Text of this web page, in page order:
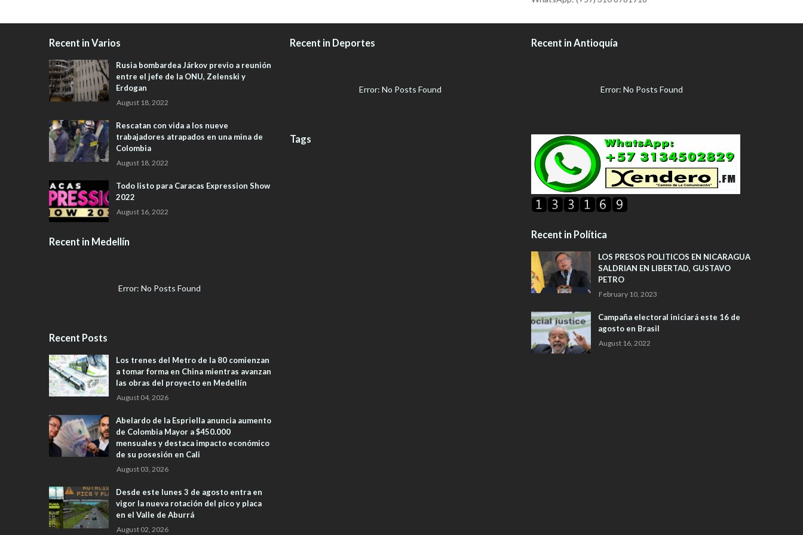
Recent in Varios
Rusia bombardea Járkov previo a reunión
entre el jefe de la ONU, Zelenski y
Erdogan
August 18, 2022
Rescatan con vida a los nueve
trabajadores atrapados en una mina de
Colombia
August 18, 2022
Todo listo para Caracas Expression Show
2022
August 16, 2022
Recent in Medellín
Error: No Posts Found
Recent Posts
Los trenes del Metro de la 80 comienzan
a tomar forma en China mientras avanzan
las obras del proyecto en Medellín
August 04, 2026
Abelardo de la Espriella anuncia aumento
de Colombia Mayor a $450.000
mensuales y destaca impacto económico
de su posesión en Cali
August 03, 2026
Desde este lunes 3 de agosto entra en
vigor la nueva rotación del pico y placa
en el Valle de Aburrá
August 02, 2026
Recent in Deportes
Error: No Posts Found
Tags
Recent in Antioquía
Error: No Posts Found
Recent in Política
LOS PRESOS POLITICOS EN NICARAGUA
SALDRIAN EN LIBERTAD, GUSTAVO
PETRO
February 10, 2023
Campaña electoral iniciará este 16 de
agosto en Brasil
August 16, 2022